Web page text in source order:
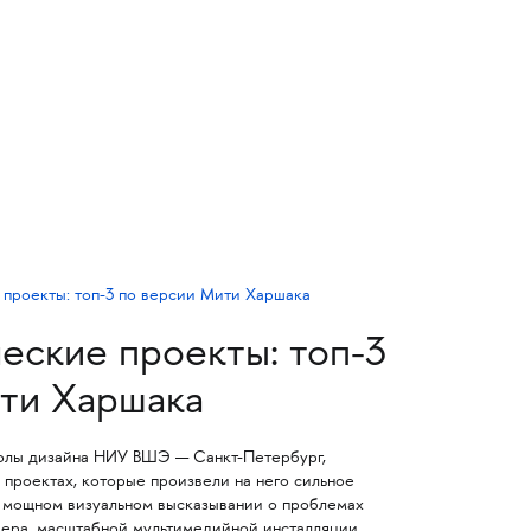
проекты: топ-3
Харшака
дизайна НИУ ВШЭ — Санкт-Петербург,
которые произвели на него сильное
визуальном высказывании о проблемах